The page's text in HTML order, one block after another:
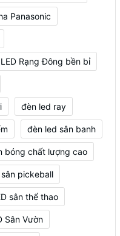
Panasonic
Rạng Đông bền bỉ
đèn led ray
đèn led sân banh
bóng chất lượng cao
pickeball
sân thể thao
Sân Vườn